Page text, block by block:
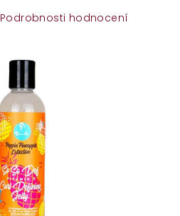
Podrobnosti hodnocení